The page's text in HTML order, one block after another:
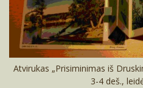
Atvirukas „Prisiminimas iš
3-4 deš.,